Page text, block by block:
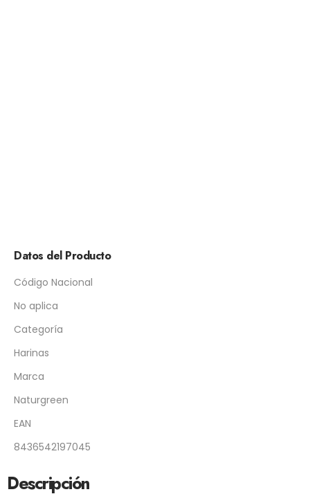
Datos del Producto
Código Nacional
No aplica
Categoría
Harinas
Marca
Naturgreen
EAN
8436542197045
Descripción